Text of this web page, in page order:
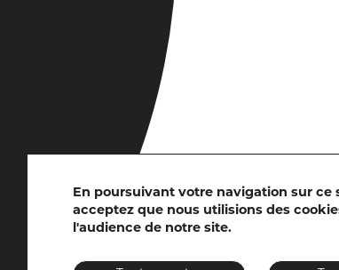
En poursuivant votre navigation sur ce
acceptez que nous utilisions des
l'audience de notre site.